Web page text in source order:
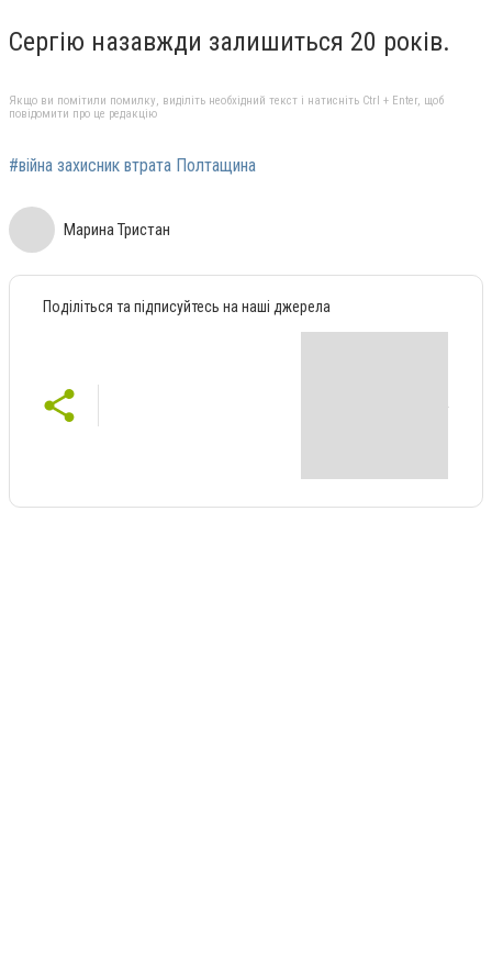
Сергію назавжди залишиться 20 років.
Якщо ви помітили помилку, виділіть необхідний текст і натисніть Ctrl + Enter, щоб
повідомити про це редакцію
#війна захисник втрата Полтащина
Марина Тристан
Поділіться та підписуйтесь на наші джерела